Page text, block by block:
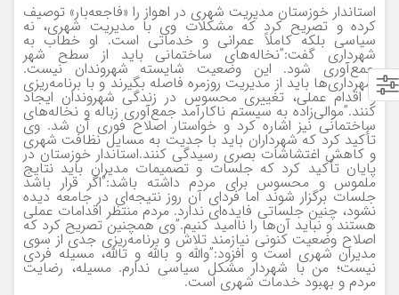
استاندار خوزستان مدیریت شهری در اهواز را «فاجعه‌بار» توصیف
کرده و تصریح کرد که مشکلات وی با مدیریت شهری، نه
سیاسی بلکه کاملاً عمرانی و خدماتی است. او خطاب به
شهرداری گفت:”نخاله‌های ساختمانی باید از سطح شهر
جمع‌آوری شود. این وضعیت شایسته شهروندان نیست.
شهرداری‌ها باید از مدیریت روزمره فاصله بگیرند و با برنامه‌ریزی
و اقدام عملی، تغییری محسوس در زندگی شهروندان ایجاد
کنند.”موالی‌زاده به سیستم ناکارآمد جمع‌آوری زباله و نخاله‌های
ساختمانی نیز اشاره کرد و خواستار اصلاح فوری آن شد. وی
تأکید کرد که شهرداران باید با جدیت به مسایل نظافت شهری
و کاهش اغتشاشات بصری رسیدگی کنند.استاندار خوزستان در
پایان تأکید کرد که جلسات و تصمیمات مدیران باید نتایج
ملموس و محسوس برای مردم داشته باشد:”اگر قرار باشد
جلسات برگزار شوند اما فردای آن روز نتیجه‌ای در جامعه دیده
نشود، چنین جلساتی فایده‌ای ندارد. مردم منتظر اقدامات عملی
هستند و نباید آن‌ها را ناامید کنیم.”وی همچنین تصریح کرد که
اصلاح وضعیت کنونی نیازمند تلاش و برنامه‌ریزی جدی از سوی
مدیران شهری است و افزود:”والله و بالله و تالله، مسیله فردی
نیست؛ من با شهردار مشکل سیاسی ندارم. مسیله، رضایت
مردم و بهبود خدمات شهری است.